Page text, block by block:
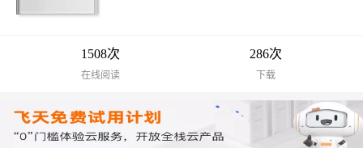
1508次
在线阅读
286次
下载